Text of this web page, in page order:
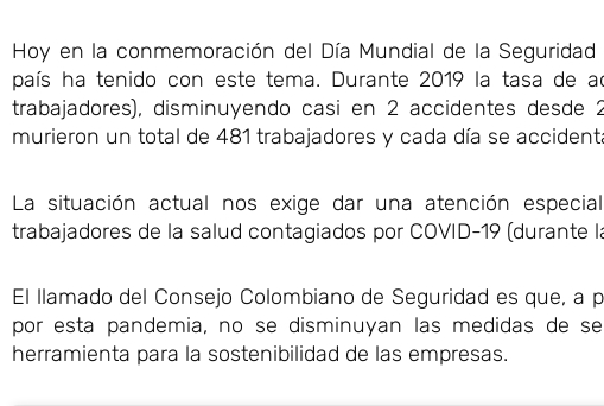
Hoy en la conmemoración del Día Mundial de la
país ha tenido con este tema. Durante 2019 la tasa de
trabajadores), disminuyendo casi en 2 accidentes
murieron un total de 481 trabajadores y cada día se
La situación actual nos exige dar una atención
trabajadores de la salud contagiados por COVID-19 (durante
El llamado del Consejo Colombiano de Seguridad es que,
por esta pandemia, no se disminuyan las medidas de
herramienta para la sostenibilidad de las empresas.